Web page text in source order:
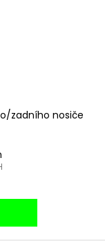
zadního nosiče